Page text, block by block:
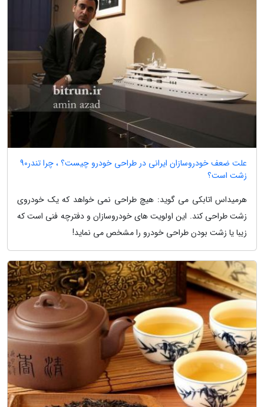
علت ضعف خودروسازان ایرانی در طراحی خودرو چیست؟ ، چرا تندر90
زشت است؟
هرمیداس اتابکی می گوید: هیچ طراحی نمی خواهد که یک خودروی
زشت طراحی کند. این اولویت های خودروسازان و دفترچه فنی است که
زیبا یا زشت بودن طراحی خودرو را مشخص می نماید!